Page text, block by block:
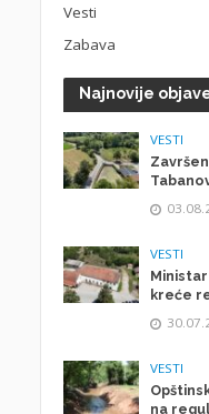
Vesti
Zabava
Najnovije
VESTI
VESTI
kreće
VESTI
na